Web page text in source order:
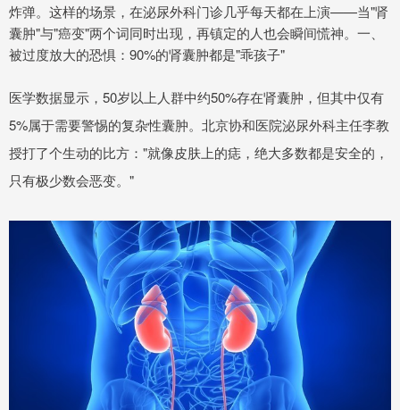
炸弹。这样的场景，在泌尿外科门诊几乎每天都在上演——当"肾
囊肿"与"癌变"两个词同时出现，再镇定的人也会瞬间慌神。一、
被过度放大的恐惧：90%的肾囊肿都是"乖孩子"
医学数据显示，50岁以上人群中约50%存在肾囊肿，但其中仅有
5%属于需要警惕的复杂性囊肿。北京协和医院泌尿外科主任李教
授打了个生动的比方："就像皮肤上的痣，绝大多数都是安全的，
只有极少数会恶变。"